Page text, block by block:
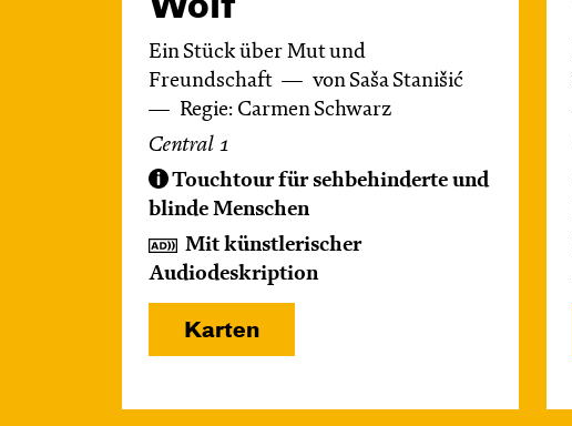
Wolf
Ein Stück über Mut und
Freundschaft
von Saša Stanišić
Regie: Carmen Schwarz
Central 1
Touchtour für sehbehinderte und
blinde Menschen
Mit künstlerischer
Audiodeskription
Karten